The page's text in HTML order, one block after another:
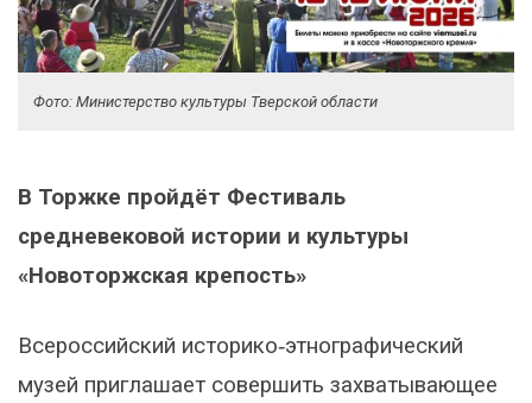
Фото: Министерство культуры Тверской области
В Торжке пройдёт Фестиваль
средневековой истории и культуры
«Новоторжская крепость»
Всероссийский историко‑этнографический
музей приглашает совершить захватывающее